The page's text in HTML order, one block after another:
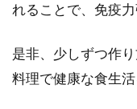
れることで、免疫
是非、少しずつ作
料理で健康な食生